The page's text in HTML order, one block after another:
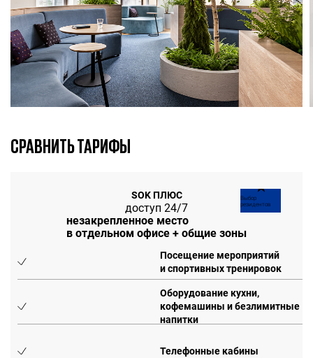
СРАВНИТЬ ТАРИФЫ
★
Выбор
резидентов
SOK ПЛЮС
доступ 24/7
незакрепленное место
в отдельном офисе + общие зоны
Посещение мероприятий
и спортивных тренировок
Оборудование кухни,
кофемашины и безлимитные
напитки
Телефонные кабины